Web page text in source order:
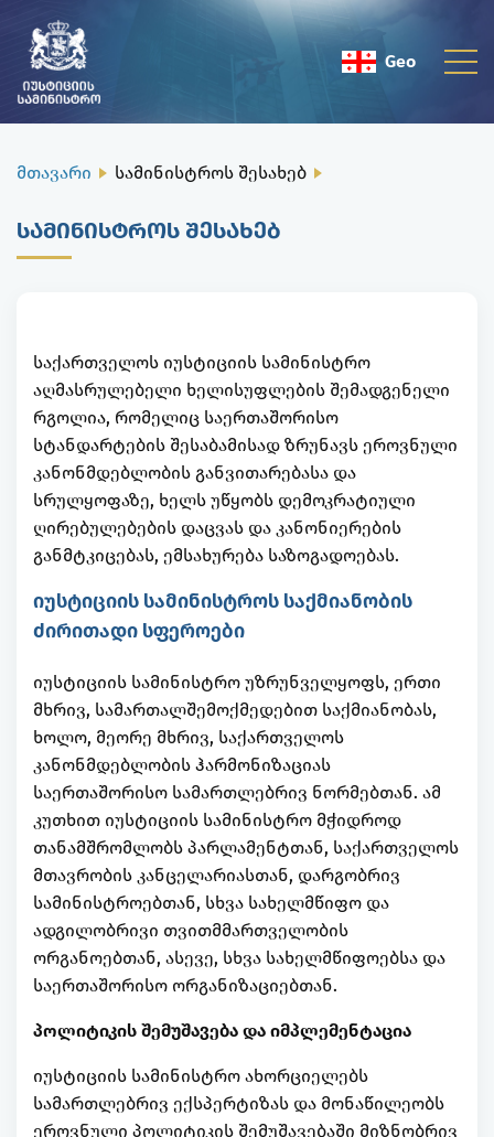
Geo
მთავარი სამინისტროს შესახებ
ᲡᲐᲛᲘᲜᲘᲡᲢᲠᲝᲡ ᲨᲔᲡᲐᲮᲔᲑ
საქართველოს იუსტიციის სამინისტრო
აღმასრულებელი ხელისუფლების შემადგენელი
რგოლია, რომელიც საერთაშორისო
სტანდარტების შესაბამისად ზრუნავს ეროვნული
კანონმდებლობის განვითარებასა და
სრულყოფაზე, ხელს უწყობს დემოკრატიული
ღირებულებების დაცვას და კანონიერების
განმტკიცებას, ემსახურება საზოგადოებას.
იუსტიციის სამინისტროს საქმიანობის
ძირითადი სფეროები
იუსტიციის სამინისტრო უზრუნველყოფს, ერთი
მხრივ, სამართალშემოქმედებით საქმიანობას,
ხოლო, მეორე მხრივ, საქართველოს
კანონმდებლობის ჰარმონიზაციას
საერთაშორისო სამართლებრივ ნორმებთან. ამ
კუთხით იუსტიციის სამინისტრო მჭიდროდ
თანამშრომლობს პარლამენტთან, საქართველოს
მთავრობის კანცელარიასთან, დარგობრივ
სამინისტროებთან, სხვა სახელმწიფო და
ადგილობრივი თვითმმართველობის
ორგანოებთან, ასევე, სხვა სახელმწიფოებსა და
საერთაშორისო ორგანიზაციებთან.
პოლიტიკის შემუშავება და იმპლემენტაცია
იუსტიციის სამინისტრო ახორციელებს
სამართლებრივ ექსპერტიზას და მონაწილეობს
ეროვნული პოლიტიკის შემუშავებაში მიზნობრივ